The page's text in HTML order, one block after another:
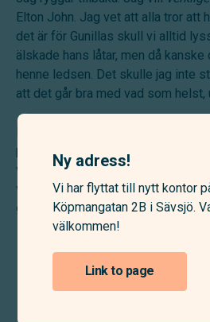
Elton John. Jag vet att alla tror att
det är för Gunillas skull vi alltid
älskade hans låtar, men då
henne ledsen. Det skulle jag inte
att det går bra med vad som helst,
prinsesstårtan och kaffet som
verkar vara ett säkert kort. Jag
vill ha tårta. Jag vill att de serverar
godaste jag vet.
Ny adress!
Vi har flyttat till nytt kontor
Köpmangatan 2B i Sävsjö.
välkommen!
Link to page